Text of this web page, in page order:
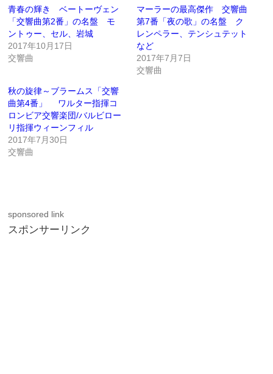
青春の輝き ベートーヴェン
「交響曲第2番」の名盤 モ
ントゥー、セル、岩城
2017年10月17日
交響曲
マーラーの最高傑作 交響曲
第7番「夜の歌」の名盤 ク
レンペラー、テンシュテット
など
2017年7月7日
交響曲
秋の旋律～ブラームス「交響
曲第4番」 ワルター指揮コ
ロンビア交響楽団/バルビロー
リ指揮ウィーンフィル
2017年7月30日
交響曲
sponsored link
スポンサーリンク